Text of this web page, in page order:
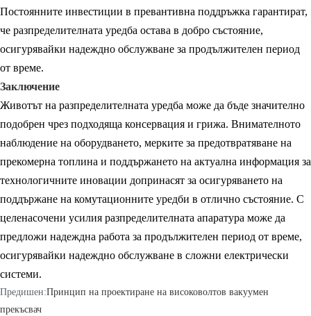
Постоянните инвестиции в превантивна поддръжка гарантират,
че разпределителната уредба остава в добро състояние,
осигурявайки надеждно обслужване за продължителен период
от време.
Заключение
Животът на разпределителната уредба може да бъде значително
подобрен чрез подходяща консервация и грижа. Внимателното
наблюдение на оборудването, мерките за предотвратяване на
прекомерна топлина и поддържането на актуална информация за
технологичните иновации допринасят за осигуряването на
поддържане на комутационните уредби в отлично състояние. С
целенасочени усилия разпределителната апаратура може да
предложи надеждна работа за продължителен период от време,
осигурявайки надеждно обслужване в сложни електрически
системи.
Предишен:Принцип на проектиране на високоволтов вакуумен
прекъсвач